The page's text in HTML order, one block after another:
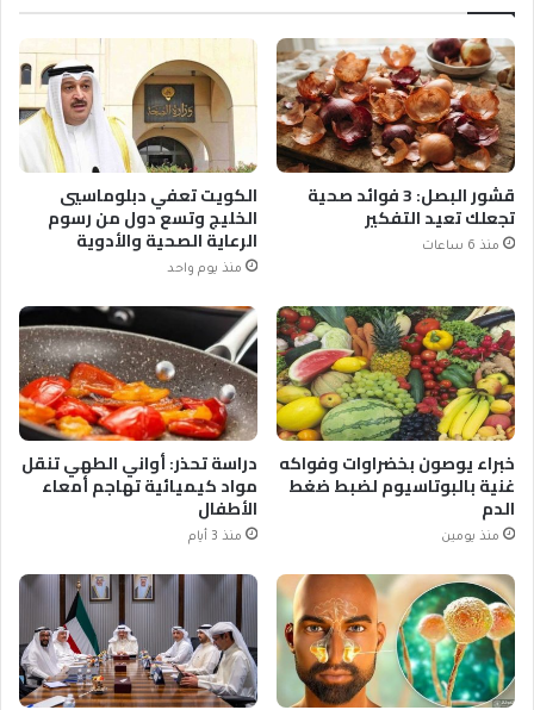
قشور البصل: 3 فوائد صحية
تجعلك تعيد التفكير
منذ 6 ساعات
الكويت تعفي دبلوماسيي
الخليج وتسع دول من رسوم
الرعاية الصحية والأدوية
منذ يوم واحد
خبراء يوصون بخضراوات وفواكه
غنية بالبوتاسيوم لضبط ضغط
الدم
منذ يومين
دراسة تحذر: أواني الطهي تنقل
مواد كيميائية تهاجم أمعاء
الأطفال
منذ 3 أيام